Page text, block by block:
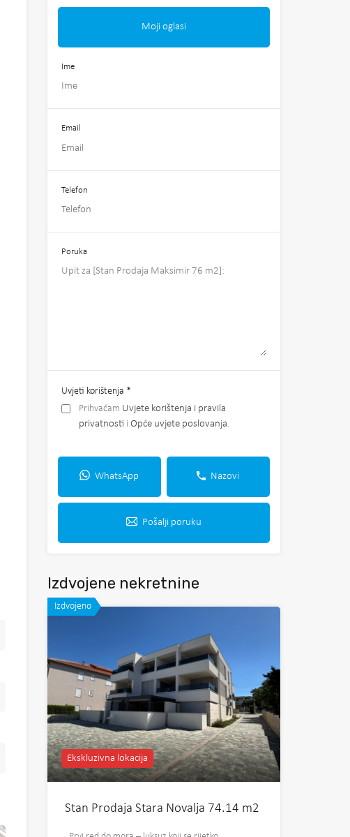
Moji oglasi
Ime
Email
Telefon
Poruka
Uvjeti korištenja *
Prihvaćam Uvjete korištenja i pravila
privatnosti i Opće uvjete poslovanja.
WhatsApp Nazovi
Pošalji poruku
Izdvojene nekretnine
Izdvojeno
Ekskluzivna lokacija
Stan Prodaja Stara Novalja 74.14 m2